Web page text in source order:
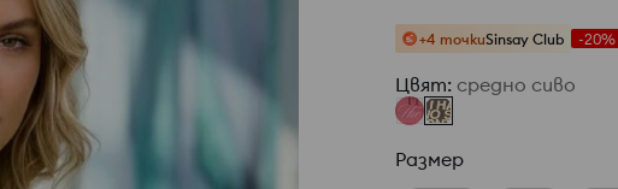
+4 точкиSinsay Club -20%
Цвят: средно сиво
Размер